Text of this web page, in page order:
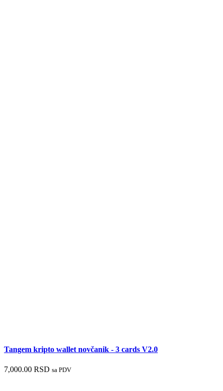
Tangem kripto wallet novčanik - 3 cards V2.0
7,000.00 RSD sa PDV